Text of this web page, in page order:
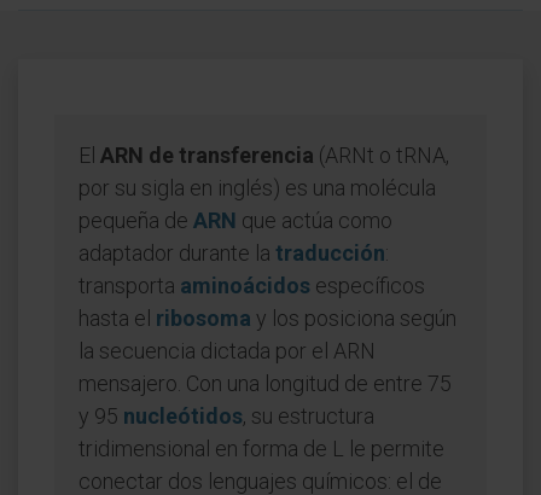
El ARN de transferencia (ARNt o tRNA,
por su sigla en inglés) es una molécula
pequeña de ARN que actúa como
adaptador durante la traducción:
transporta aminoácidos específicos
hasta el ribosoma y los posiciona según
la secuencia dictada por el ARN
mensajero. Con una longitud de entre 75
y 95 nucleótidos, su estructura
tridimensional en forma de L le permite
conectar dos lenguajes químicos: el de